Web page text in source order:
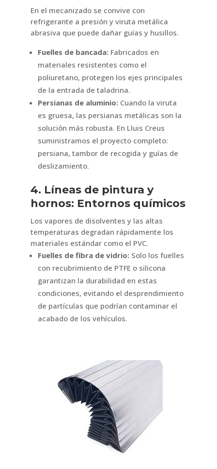
En el mecanizado se convive con
refrigerante a presión y viruta metálica
abrasiva que puede dañar guías y husillos.
Fuelles de bancada:Fabricados en
materiales resistentes como el
poliuretano, protegen los ejes principales
de la entrada de taladrina.
Persianas de aluminio:Cuando la viruta
es gruesa, las persianas metálicas son la
solución más robusta. En Lluis Creus
suministramos el proyecto completo:
persiana, tambor de recogida y guías de
deslizamiento.
4. Líneas de pintura y
hornos: Entornos químicos
Los vapores de disolventes y las altas
temperaturas degradan rápidamente los
materiales estándar como el PVC.
Fuelles de fibra de vidrio:Solo los fuelles
con recubrimiento de PTFE o silicona
garantizan la durabilidad en estas
condiciones, evitando el desprendimiento
de partículas que podrían contaminar el
acabado de los vehículos.